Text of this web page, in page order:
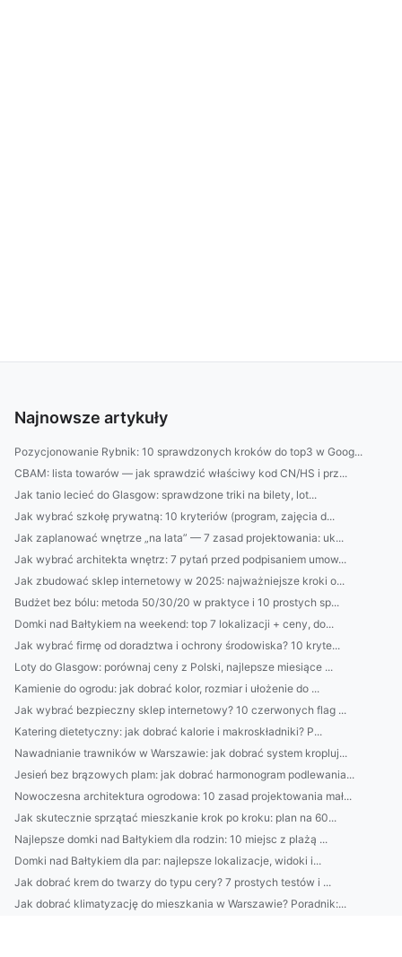
Najnowsze artykuły
Pozycjonowanie Rybnik: 10 sprawdzonych kroków do top3 w Goog...
CBAM: lista towarów — jak sprawdzić właściwy kod CN/HS i prz...
Jak tanio lecieć do Glasgow: sprawdzone triki na bilety, lot...
Jak wybrać szkołę prywatną: 10 kryteriów (program, zajęcia d...
Jak zaplanować wnętrze „na lata” — 7 zasad projektowania: uk...
Jak wybrać architekta wnętrz: 7 pytań przed podpisaniem umow...
Jak zbudować sklep internetowy w 2025: najważniejsze kroki o...
Budżet bez bólu: metoda 50/30/20 w praktyce i 10 prostych sp...
Domki nad Bałtykiem na weekend: top 7 lokalizacji + ceny, do...
Jak wybrać firmę od doradztwa i ochrony środowiska? 10 kryte...
Loty do Glasgow: porównaj ceny z Polski, najlepsze miesiące ...
Kamienie do ogrodu: jak dobrać kolor, rozmiar i ułożenie do ...
Jak wybrać bezpieczny sklep internetowy? 10 czerwonych flag ...
Katering dietetyczny: jak dobrać kalorie i makroskładniki? P...
Nawadnianie trawników w Warszawie: jak dobrać system kropluj...
Jesień bez brązowych plam: jak dobrać harmonogram podlewania...
Nowoczesna architektura ogrodowa: 10 zasad projektowania mał...
Jak skutecznie sprzątać mieszkanie krok po kroku: plan na 60...
Najlepsze domki nad Bałtykiem dla rodzin: 10 miejsc z plażą ...
Domki nad Bałtykiem dla par: najlepsze lokalizacje, widoki i...
Jak dobrać krem do twarzy do typu cery? 7 prostych testów i ...
Jak dobrać klimatyzację do mieszkania w Warszawie? Poradnik:...